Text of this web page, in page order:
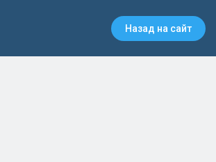
Назад на сайт